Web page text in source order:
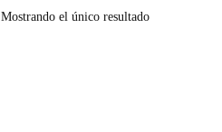
Mostrando el único resultado